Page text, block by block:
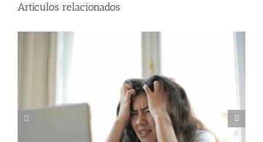
Artículos relacionados